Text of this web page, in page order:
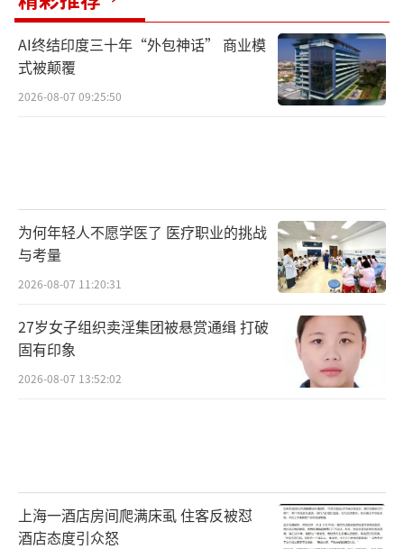
AI终结印度三十年“外包神话” 商业模
式被颠覆
2026-08-07 09:25:50
为何年轻人不愿学医了 医疗职业的挑战
与考量
2026-08-07 11:20:31
27岁女子组织卖淫集团被悬赏通缉 打破
固有印象
2026-08-07 13:52:02
上海一酒店房间爬满床虱 住客反被怼
酒店态度引众怒